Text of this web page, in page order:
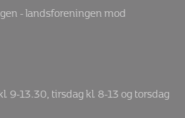
- landsforeningen mod
9-13.30, tirsdag kl. 8-13 og torsdag